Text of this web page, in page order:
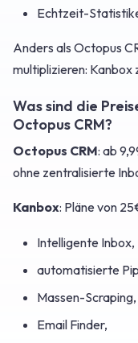
Echtzeit-
Anders als Octopus
multiplizieren: Kanbox
Was sind die
Octopus CRM?
Octopus CRM: ab
ohne zentralisierte
Kanbox: Pläne von
Intelligente Inbox,
automatisierte
Massen-Scraping,
Email Finder,